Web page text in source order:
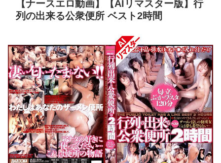
【ナースエロ動画】【AIリマスター版】行
列の出来る公衆便所 ベスト2時間